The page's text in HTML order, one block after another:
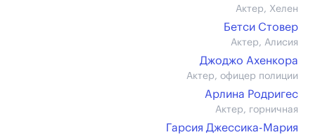
Актер, Хелен
Бетси Стовер
Актер, Алисия
Джоджо Ахенкора
Актер, офицер полиции
Арлина Родригес
Актер, горничная
Гарсия Джессика-Мария